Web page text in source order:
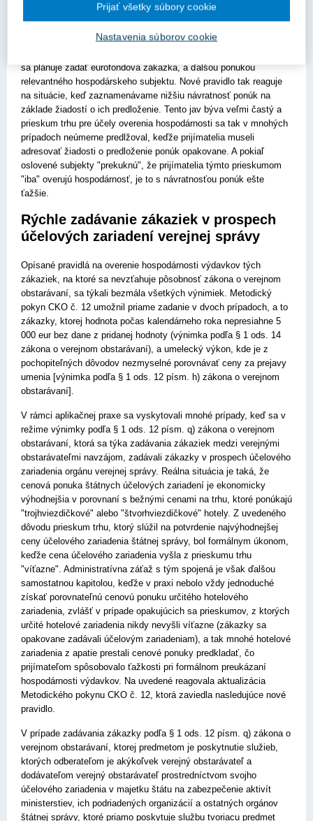
ponuky nie staršie ako 6 mesiacov v porovnaní s dátumom
zadáva zákazka), ale už postačuje, ak disponujeme spolu "iba"
sa plánuje zadať eurofondová zákazka, a ďalšou ponukou
relevantného hospodárskeho subjektu. Nové pravidlo tak reaguje
na situácie, keď zaznamenávame nižšiu návratnosť ponúk na
základe žiadostí o ich predloženie. Tento jav býva veľmi častý a
prieskum trhu pre účely overenia hospodárnosti sa tak v mnohých
prípadoch neúmerne predlžoval, keďže prijímatelia museli
adresovať žiadosti o predloženie ponúk opakovane. A pokiaľ
oslovené subjekty "prekuknú", že prijímatelia týmto prieskumom
"iba" overujú hospodárnosť, je to s návratnosťou ponúk ešte
ťažšie.
Rýchle zadávanie zákaziek v prospech
účelových zariadení verejnej správy
Opísané pravidlá na overenie hospodárnosti výdavkov tých
zákaziek, na ktoré sa nevzťahuje pôsobnosť zákona o verejnom
obstarávaní, sa týkali bezmála všetkých výnimiek. Metodický
pokyn CKO č. 12 umožnil priame zadanie v dvoch prípadoch, a to
zákazky, ktorej hodnota počas kalendárneho roka nepresiahne 5
000 eur bez dane z pridanej hodnoty (výnimka podľa § 1 ods. 14
zákona o verejnom obstarávaní), a umelecký výkon, kde je z
pochopiteľných dôvodov nezmyselné porovnávať ceny za prejavy
umenia [výnimka podľa § 1 ods. 12 písm. h) zákona o verejnom
obstarávaní].
V rámci aplikačnej praxe sa vyskytovali mnohé prípady, keď sa v
režime výnimky podľa § 1 ods. 12 písm. q) zákona o verejnom
obstarávaní, ktorá sa týka zadávania zákaziek medzi verejnými
obstarávateľmi navzájom, zadávali zákazky v prospech účelového
zariadenia orgánu verejnej správy. Reálna situácia je taká, že
cenová ponuka štátnych účelových zariadení je ekonomicky
výhodnejšia v porovnaní s bežnými cenami na trhu, ktoré ponúkajú
"trojhviezdičkové" alebo "štvorhviezdičkové" hotely. Z uvedeného
dôvodu prieskum trhu, ktorý slúžil na potvrdenie najvýhodnejšej
ceny účelového zariadenia štátnej správy, bol formálnym úkonom,
keďže cena účelového zariadenia vyšla z prieskumu trhu
"víťazne". Administratívna záťaž s tým spojená je však ďalšou
samostatnou kapitolou, keďže v praxi nebolo vždy jednoduché
získať porovnateľnú cenovú ponuku určitého hotelového
zariadenia, zvlášť v prípade opakujúcich sa prieskumov, z ktorých
určité hotelové zariadenia nikdy nevyšli víťazne (zákazky sa
opakovane zadávali účelovým zariadeniam), a tak mnohé hotelové
zariadenia z apatie prestali cenové ponuky predkladať, čo
prijímateľom spôsobovalo ťažkosti pri formálnom preukázaní
hospodárnosti výdavkov. Na uvedené reagovala aktualizácia
Metodického pokynu CKO č. 12, ktorá zaviedla nasledujúce nové
pravidlo.
V prípade zadávania zákazky podľa § 1 ods. 12 písm. q) zákona o
verejnom obstarávaní, ktorej predmetom je poskytnutie služieb,
ktorých odberateľom je akýkoľvek verejný obstarávateľ a
dodávateľom verejný obstarávateľ prostredníctvom svojho
účelového zariadenia v majetku štátu na zabezpečenie aktivít
ministerstiev, ich podriadených organizácií a ostatných orgánov
štátnej správy, ktoré priamo poskytuje službu tvoriacu predmet
Nastavenia súborov cookie
Prijať všetky súbory cookie